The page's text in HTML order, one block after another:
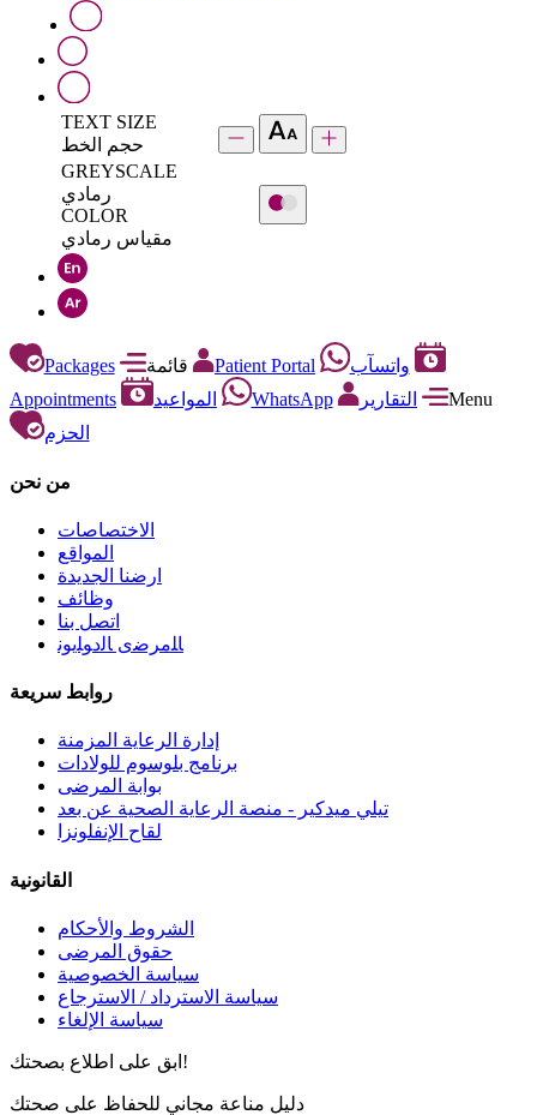
TEXT SIZE
حجم الخط
GREYSCALE
رمادي
COLOR
مقياس رمادي
Packages Patient Portal
واتسآب
Appointments
المواعيد WhatsApp التقارير
Menu
الحزم
من نحن
الاختصاصات
المواقع
ارضنا الجديدة
وظائف
اتصل بنا
ﺎﻠﻣﺮﺿﻯ ﺎﻟﺩﻮﻠﻳﻮﻧ
روابط سريعة
إدارة الرعاية المزمنة
برنامج بلوسوم للولادات
بوابة المرضى
تيلي ميدكير - منصة الرعاية الصحية عن بعد
لقاح الإنفلونزا
القانونية
الشروط والأحكام
حقوق المرضى
سياسة الخصوصية
سياسة الاسترداد / الاسترجاع
سياسة الإلغاء
ابق على اطلاع بصحتك!
دليل مناعة مجاني للحفاظ على صحتك